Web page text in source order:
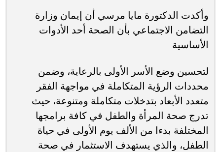
وأكدت الدكتورة مايا مرسي أن إیمان وزارة
التضامن الاجتماعي بأن الصحة أحد الأدوات
الأساسیة
لتحسین وضع الأسر الأولى بالرعایة، وضمن
محددات الرؤیة المتكاملة في مواجھة الفقر
متعدد الأبعاد بتدخلات متكاملة ومتنوعة، حيث
تدرج صحة المرأة والطفل في كافة برامجها
المختلفة بدءا من الألف یوم الأولى في حیاة
الطفل، والذي یستھدف الاستثمار في صحة